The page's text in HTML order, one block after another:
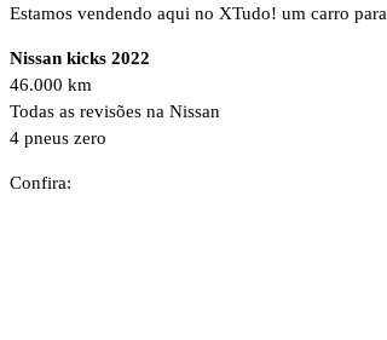
Estamos vendendo aqui no XTudo! um carro
Nissan kicks 2022
46.000 km
Todas as revisões na Nissan
4 pneus zero
Confira: